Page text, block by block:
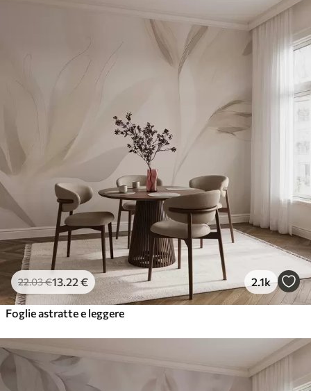
22.03€13 .22 € 2.1k
Foglie astratte e leggere